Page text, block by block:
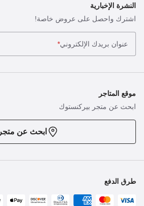
النشرة الإخبارية
اشترك واحصل على عروض خاصة!
عنوان بريدك الإلكتروني*
موقع المتاجر
ابحث عن متجر بيركنستوك
ابحث عن متجر
طرق الدفع